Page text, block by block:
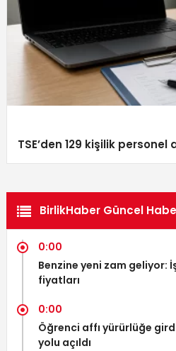
TSE’den 129 kişilik personel
BirlikHaber Güncel
0:00
Benzine yeni zam geliyor:
fiyatları
0:00
Öğrenci affı yürürlüğe
yolu açıldı